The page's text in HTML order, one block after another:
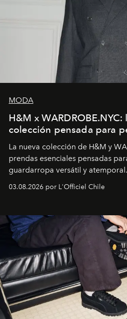
MODA
H&M x
colección pensada para
La nueva colección de H&M y
prendas esenciales pensadas
guardarropa versátil y
la asesora creativa y jefa de
y la filosofía detrás de la
03.08.2026 por L'Officiel Chile